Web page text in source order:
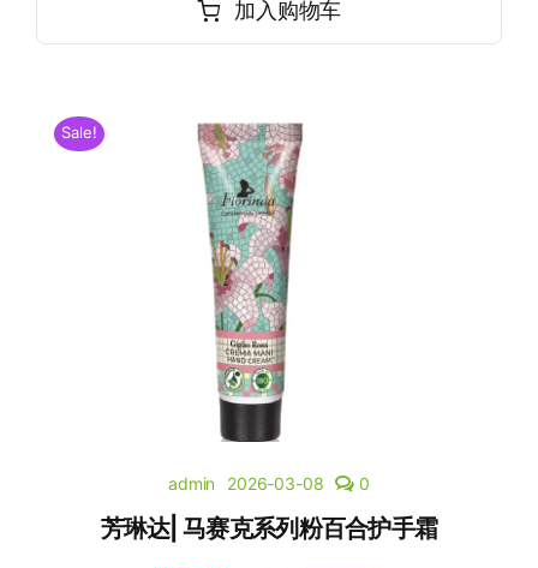
加入购物车
Sale!
admin 2026-03-08 0
芳琳达| 马赛克系列粉百合护手霜